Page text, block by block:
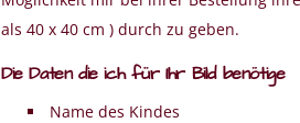
als 40 x 40 cm ) durch zu geben.
Die Daten die ich für Ihr Bild benötige
Name des Kindes